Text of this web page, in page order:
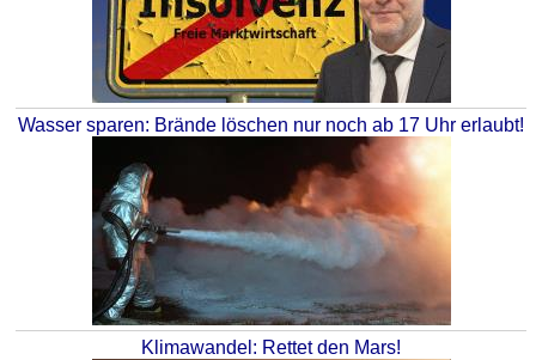
Wasser sparen: Brände löschen nur noch ab 17 Uhr erlaubt!
Klimawandel: Rettet den Mars!